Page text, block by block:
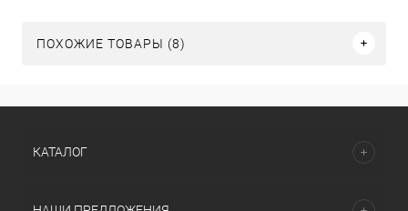
ПОХОЖИЕ ТОВАРЫ (8)
КАТАЛОГ